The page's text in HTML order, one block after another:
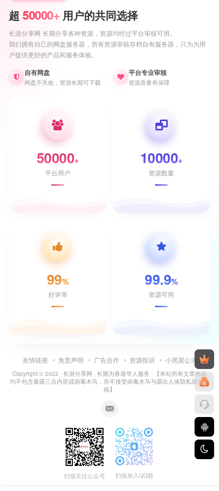
超 50000+ 用户的共同选择
长游分享网 长期分享各种资源，资源均经过平台审核可用。
我们拥有自己的网盘服务器，所有资源审核存档自有服务器，只为为用
户提供更好的产品和服务体验。
自有网盘
网盘不失效，资源长期可下载
平台专业审核
资源质量有保障
50000+
平台用户
10000+
资源数量
99%
好评率
99.9%
资源可用
友情链接 免责声明 广告合作 资源投诉 小黑屋公示
Copyright © 2022 · 长游分享网 · 长期为香港华人服务 · 【本站所有文章作品
均不包含暴露三点内容或病毒木马，亦不接受病毒木马与露出人体隐私部位投
稿】
扫描关注公众号 扫描加入QQ群